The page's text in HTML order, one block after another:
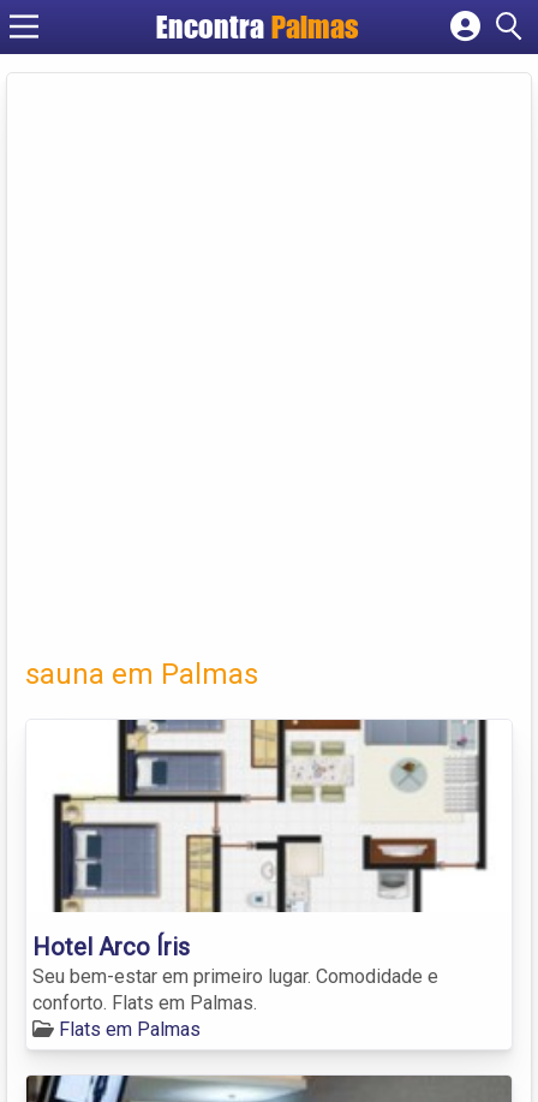
Encontra Palmas
Cadastrar empresa
sauna em Palmas
Hotel Arco Íris
Seu bem-estar em primeiro lugar. Comodidade e
conforto. Flats em Palmas.
Flats em Palmas